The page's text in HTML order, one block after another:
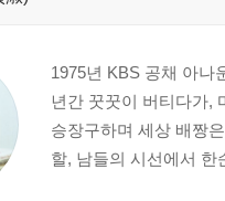
대화를 즐기게 하는 말
알지만, 안 되는 것은 안 돼 _
떻게 할지 생각해 보자 _논
서 엄마는 기뻐 _축복형 엄
물건이 중요한 것은 아니야 _
1975년 KBS 공채 아나
년간 꿋꿋이 버티다가,
승장구하며 세상 배짱
할, 남들의 시선에서 한